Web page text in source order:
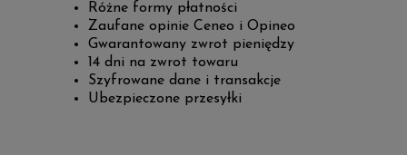
Różne formy płatności
Zaufane opinie Ceneo i Opineo
Gwarantowany zwrot pieniędzy
14 dni na zwrot towaru
Szyfrowane dane i transakcje
Ubezpieczone przesyłki